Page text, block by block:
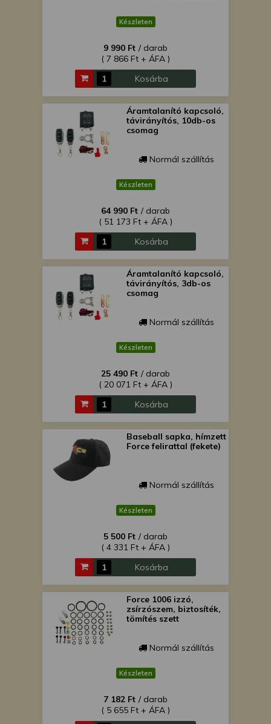
Készleten
9 990 Ft / darab
( 7 866 Ft + ÁFA )
Kosárba
Áramtalanító kapcsoló,
távirányítós, 10db-os
csomag
Normál szállítás
Készleten
64 990 Ft / darab
( 51 173 Ft + ÁFA )
Kosárba
Áramtalanító kapcsoló,
távirányítós, 3db-os
csomag
Normál szállítás
Készleten
25 490 Ft / darab
( 20 071 Ft + ÁFA )
Kosárba
Baseball sapka, hímzett
Force felirattal (fekete)
Normál szállítás
Készleten
5 500 Ft / darab
( 4 331 Ft + ÁFA )
Kosárba
Force 1006 izzó,
zsírzószem, biztosíték,
tömítés szett
Normál szállítás
Készleten
7 182 Ft / darab
( 5 655 Ft + ÁFA )